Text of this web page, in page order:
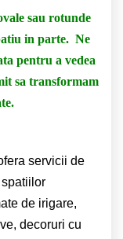
sau rotunde
in parte. Ne
pentru a vedea
sa transformam
servicii de
de irigare,
decoruri cu